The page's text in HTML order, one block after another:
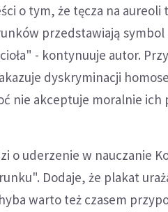
o tym, że tęcza na
przedstawiają symbol
- kontynuuje autor.
dyskryminacji
nie akceptuje moralnie ich
o uderzenie w nauczanie
Dodaje, że plakat
warto też czasem